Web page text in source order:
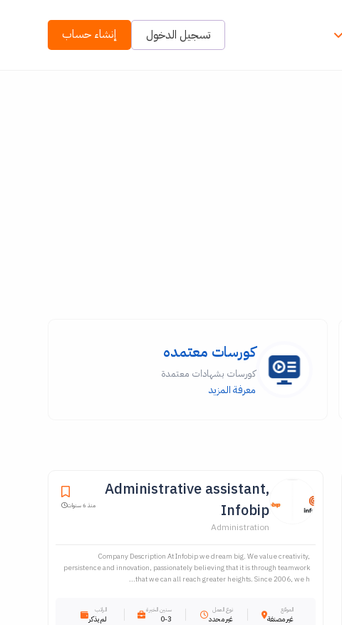
تسجيل الدخول إنشاء حساب
كورسات معتمده
كورسات بشهادات معتمدة
معرفة المزيد
Administrative assistant,
Infobip
Administration
منذ 6 سنوات
Company Description At Infobip we dream big. We value creativity,
persistence and innovation, passionately believing that it is through teamwork
that we can all reach greater heights. Since 2006, we h...
الموقع
غير مصنفة
نوع العمل
غير محدد
سنين الخبرة
0-3
الراتب
لم يذكر